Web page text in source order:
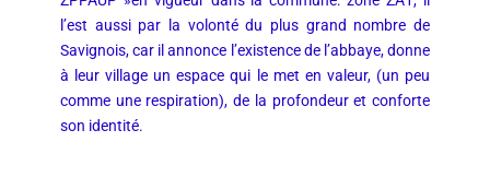
l’est aussi par la volonté du plus grand nombre de
Savignois, car il annonce l’existence de l’abbaye, donne
à leur village un espace qui le met en valeur, (un peu
comme une respiration), de la profondeur et conforte
son identité.